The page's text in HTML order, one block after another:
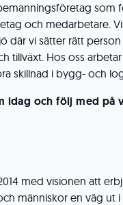
som
och medarbetare.
där vi sätter rätt
tillväxt. Hos oss
skillnad i bygg- och
idag och följ med på
med visionen att
människor en väg ut